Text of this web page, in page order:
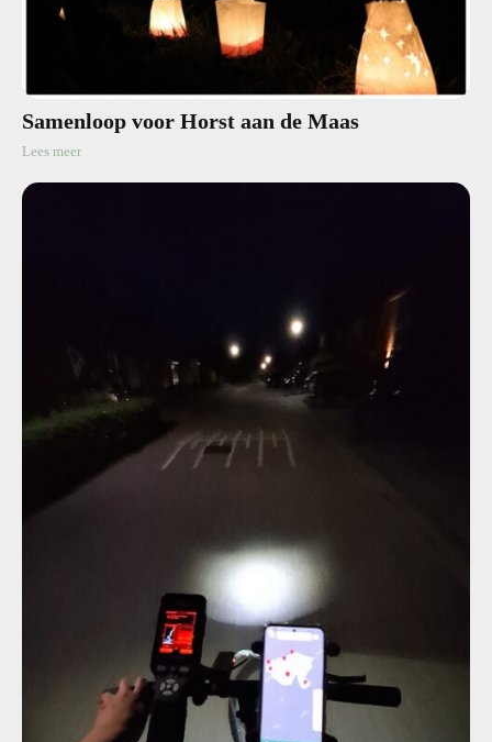
Samenloop voor Horst aan de Maas
Lees meer